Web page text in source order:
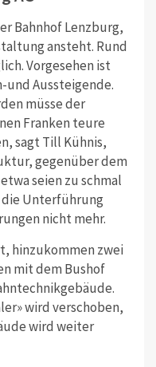
Bahnhof Lenzburg,
ansteht. Rund
Vorgesehen ist
und Aussteigende.
müsse der
Franken teure
sagt Till Kühnis,
gegenüber dem
seien zu schmal
die Unterführung
nicht mehr.
hinzukommen zwei
mit dem Bushof
wird verschoben,
wird weiter